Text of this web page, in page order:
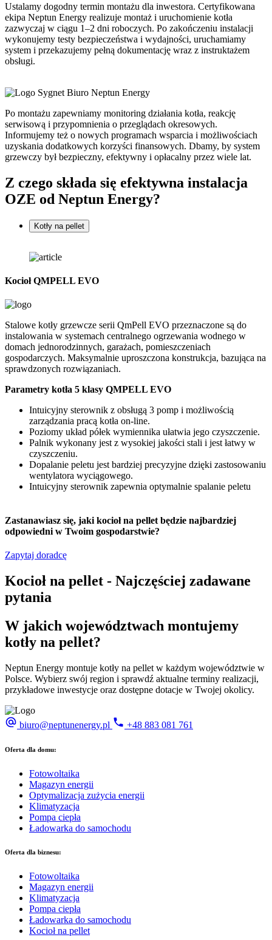
Ustalamy dogodny termin montażu dla inwestora. Certyfikowana
ekipa Neptun Energy realizuje montaż i uruchomienie kotła
zazwyczaj w ciągu 1–2 dni roboczych. Po zakończeniu instalacji
wykonujemy testy bezpieczeństwa i wydajności, uruchamiamy
system i przekazujemy pełną dokumentację wraz z instruktażem
obsługi.
Biuro Neptun Energy
Po montażu zapewniamy monitoring działania kotła, reakcję
serwisową i przypomnienia o przeglądach okresowych.
Informujemy też o nowych programach wsparcia i możliwościach
uzyskania dodatkowych korzyści finansowych. Dbamy, by system
grzewczy był bezpieczny, efektywny i opłacalny przez wiele lat.
Z czego składa się efektywna instalacja
OZE od Neptun Energy?
Kotły na pellet
Kocioł QMPELL EVO
Stalowe kotły grzewcze serii QmPell EVO przeznaczone są do
instalowania w systemach centralnego ogrzewania wodnego w
domach jednorodzinnych, garażach, pomieszczeniach
gospodarczych. Maksymalnie uproszczona konstrukcja, bazująca na
sprawdzonych rozwiązaniach.
Parametry kotła 5 klasy QMPELL EVO
Intuicyjny sterownik z obsługą 3 pomp i możliwością
zarządzania pracą kotła on-line.
Poziomy układ półek wymiennika ułatwia jego czyszczenie.
Palnik wykonany jest z wysokiej jakości stali i jest łatwy w
czyszczeniu.
Dopalanie peletu jest bardziej precyzyjne dzięki zastosowaniu
wentylatora wyciągowego.
Intuicyjny sterownik zapewnia optymalnie spalanie peletu
Zastanawiasz się, jaki kocioł na pellet będzie najbardziej
odpowiedni w Twoim gospodarstwie?
Zapytaj doradcę
Kocioł na pellet - Najczęściej zadawane
pytania
W jakich województwach montujemy
kotły na pellet?
Neptun Energy montuje kotły na pellet w każdym województwie w
Polsce. Wybierz swój region i sprawdź aktualne terminy realizacji,
przykładowe inwestycje oraz dostępne dotacje w Twojej okolicy.
biuro@neptunenergy.pl +48 883 081 761
Oferta dla domu:
Fotowoltaika
Magazyn energii
Optymalizacja zużycia energii
Klimatyzacja
Pompa ciepła
Ładowarka do samochodu
Oferta dla biznesu:
Fotowoltaika
Magazyn energii
Klimatyzacja
Pompa ciepła
Ładowarka do samochodu
Kocioł na pellet